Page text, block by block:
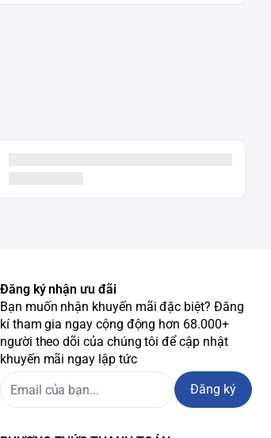
Đăng ký nhận ưu đãi
Bạn muốn nhận khuyến mãi đặc biệt? Đăng
kí tham gia ngay cộng động hơn 68.000+
người theo dõi của chúng tôi để cập nhật
khuyến mãi ngay lập tức
Đăng ký